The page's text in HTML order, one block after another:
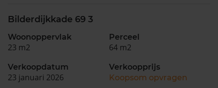
Bilderdijkkade 69 3
Woonoppervlak
23 m2
Perceel
64 m2
Verkoopdatum
23 januari 2026
Verkoopprijs
Koopsom opvragen